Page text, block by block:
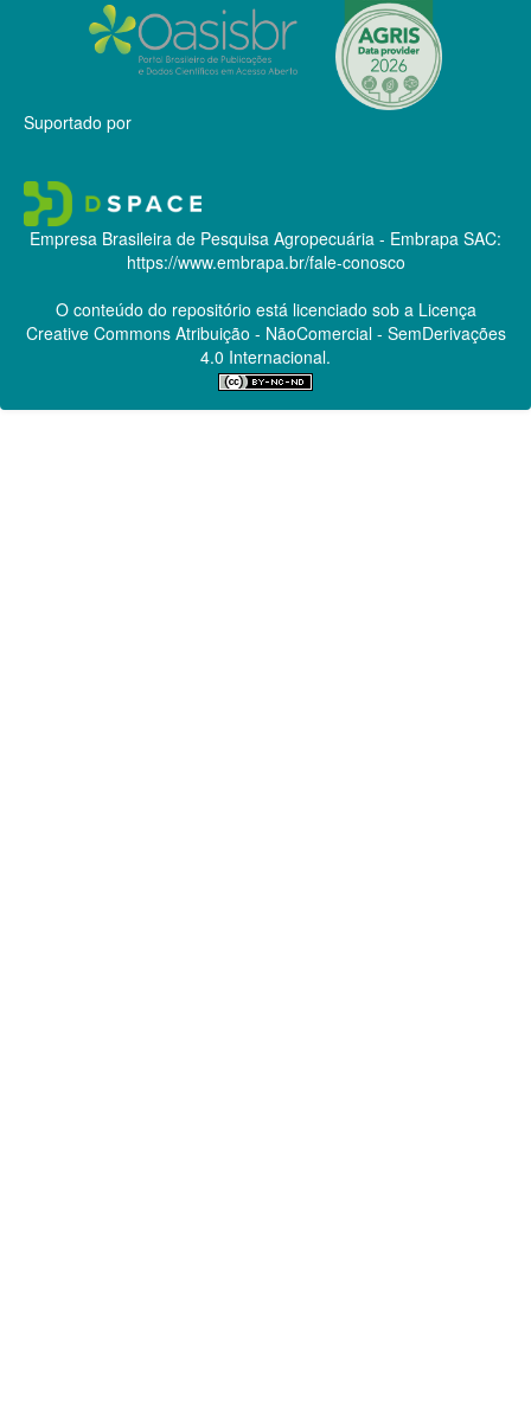
Suportado por
Empresa Brasileira de Pesquisa Agropecuária - Embrapa SAC:
https://www.embrapa.br/fale-conosco
O conteúdo do repositório está licenciado sob a Licença
Creative CommonsAtribuição - NãoComercial - SemDerivações
4.0 Internacional.